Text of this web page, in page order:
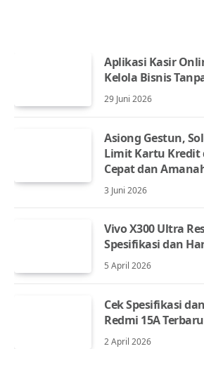
Aplikasi Kasir
Kelola Bisnis
29 Juni 2026
Asiong Gestun,
Limit Kartu Kredit
Cepat dan
3 Juni 2026
Vivo X300 Ultra
Spesifikasi dan
5 April 2026
Cek Spesifikasi
Redmi 15A Terbaru
2 April 2026